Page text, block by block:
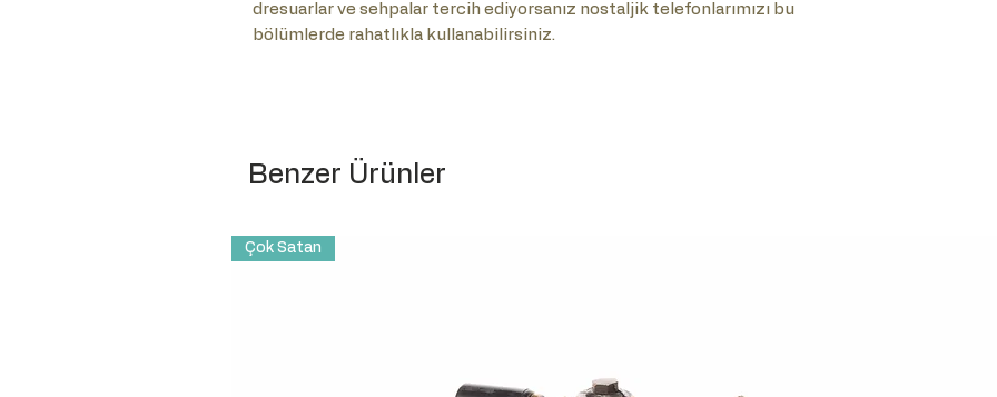
dresuarlar ve sehpalar tercih ediyorsanız nostaljik telefonlarımızı bu
bölümlerde rahatlıkla kullanabilirsiniz.
Benzer Ürünler
Çok Satan